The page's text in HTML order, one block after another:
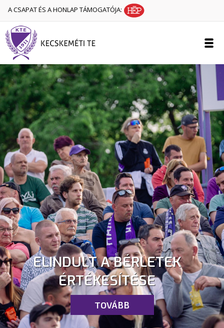
A CSAPAT ÉS A HONLAP TÁMOGATÓJA:
ELINDULT A BÉRLETEK
ÉRTÉKESÍTÉSE
TOVÁBB